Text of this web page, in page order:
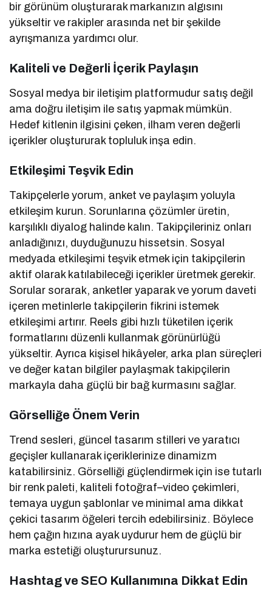
bir görünüm oluşturarak markanızın algısını
yükseltir ve rakipler arasında net bir şekilde
ayrışmanıza yardımcı olur.
Kaliteli ve Değerli İçerik Paylaşın
Sosyal medya bir iletişim platformudur satış değil
ama doğru iletişim ile satış yapmak mümkün.
Hedef kitlenin ilgisini çeken, ilham veren değerli
içerikler oluştururak topluluk inşa edin.
Etkileşimi Teşvik Edin
Takipçelerle yorum, anket ve paylaşım yoluyla
etkileşim kurun. Sorunlarına çözümler üretin,
karşılıklı diyalog halinde kalın. Takipçileriniz onları
anladığınızı, duyduğunuzu hissetsin. Sosyal
medyada etkileşimi teşvik etmek için takipçilerin
aktif olarak katılabileceği içerikler üretmek gerekir.
Sorular sorarak, anketler yaparak ve yorum daveti
içeren metinlerle takipçilerin fikrini istemek
etkileşimi artırır. Reels gibi hızlı tüketilen içerik
formatlarını düzenli kullanmak görünürlüğü
yükseltir. Ayrıca kişisel hikâyeler, arka plan süreçleri
ve değer katan bilgiler paylaşmak takipçilerin
markayla daha güçlü bir bağ kurmasını sağlar.
Görselliğe Önem Verin
Trend sesleri, güncel tasarım stilleri ve yaratıcı
geçişler kullanarak içeriklerinize dinamizm
katabilirsiniz. Görselliği güçlendirmek için ise tutarlı
bir renk paleti, kaliteli fotoğraf–video çekimleri,
temaya uygun şablonlar ve minimal ama dikkat
çekici tasarım öğeleri tercih edebilirsiniz. Böylece
hem çağın hızına ayak uydurur hem de güçlü bir
marka estetiği oluşturursunuz.
Hashtag ve SEO Kullanımına Dikkat Edin